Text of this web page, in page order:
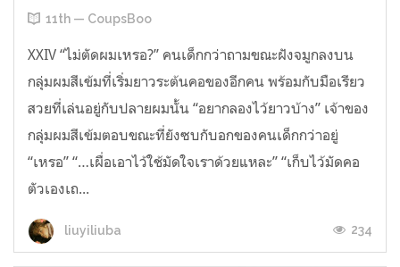
11th — CoupsBoo
XXIV “ไม่ตัดผมเหรอ?” คนเด็กกว่าถามขณะฝังจมูกลงบน
กลุ่มผมสีเข้มที่เริ่มยาวระต้นคอของอีกคน พร้อมกับมือเรียว
สวยที่เล่นอยู่กับปลายผมนั้น “อยากลองไว้ยาวบ้าง” เจ้าของ
กลุ่มผมสีเข้มตอบขณะที่ยังซบกับอกของคนเด็กกว่าอยู่
“เหรอ” “…เผื่อเอาไว้ใช้มัดใจเราด้วยแหละ” “เก็บไว้มัดคอ
ตัวเองเถ...
liuyiliuba 234